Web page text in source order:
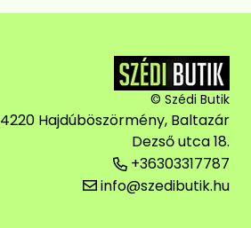
© Szédi Butik
4220 Hajdúböszörmény, Baltazár
Dezső utca 18.
+36303317787
info@szedibutik.hu